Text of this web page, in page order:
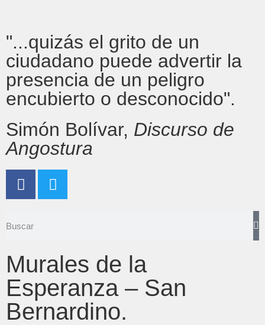
"...quizás el grito de un
ciudadano puede advertir la
presencia de un peligro
encubierto o desconocido".
Simón Bolívar, Discurso de
Angostura
Murales de la
Esperanza – San
Bernardino.